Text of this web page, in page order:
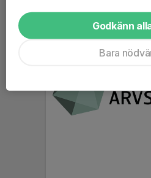
Godkänn
Bara